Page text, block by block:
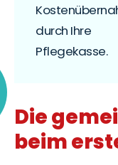
durch Ihre
Pflegekasse.
Die
beim